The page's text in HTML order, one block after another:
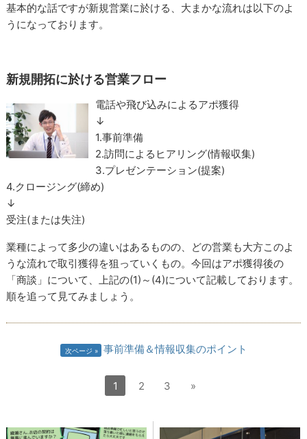
基本的な話ですが新規営業に於ける、大まかな流れは以下のよ
うになっております。
新規開拓に於ける営業フロー
電話や飛び込みによるアポ獲得
↓
1.事前準備
2.訪問によるヒアリング(情報収集)
3.プレゼンテーション(提案)
4.クロージング(締め)
↓
受注(または失注)
業種によって多少の違いはあるものの、どの営業も大方このよ
うな流れで取引獲得を狙っていくもの。今回はアポ獲得後の
「商談」について、上記の(1)～(4)について記載しております。
順を追って見てみましょう。
次ページ 事前準備＆情報収集のポイント
1 2 3 »